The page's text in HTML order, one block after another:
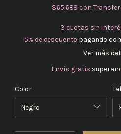
$65.688 con
3 cuotas sin
15% de descuento pagando
Ver más
Envío gratis
Color